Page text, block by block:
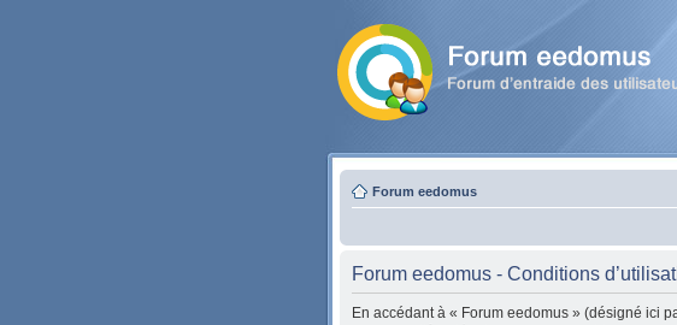
Forum eedomus
Forum eedomus - Conditions
En accédant à « Forum eedomus » (désigné ici